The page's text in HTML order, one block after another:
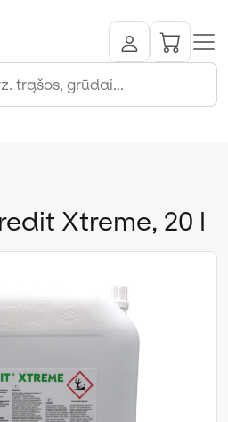
Xtreme, 20 l